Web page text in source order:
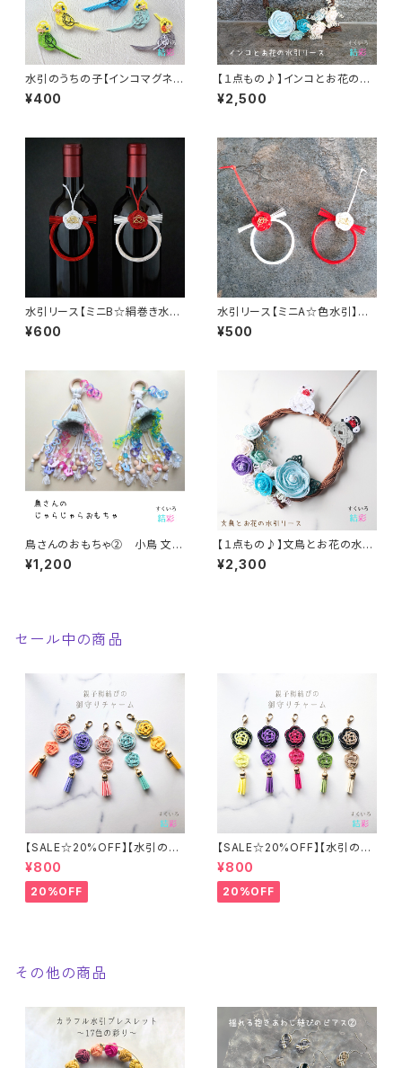
水引のうちの子【インコマグネッ
ト】インテリア お祝い ギフト
¥400
【１点もの♪】インコとお花の水
引リース【オパーリンブルー＆ル
チノー】ペット祭壇 供花 インテ
¥2,500
水引リース【ミニB☆絹巻き水
引】和風インテリア 縁起物 熨斗
ボトルマーカー
¥600
水引リース【ミニA☆色水引】和
風インテリア 縁起物 ボトルマー
カー 熨斗
¥500
鳥さんのおもちゃ② 小鳥 文鳥
インコ かみかみ 帽子 じゃらじゃ
ら
¥1,200
【１点もの♪】文鳥とお花の水引
リース 母の日 インテリア ギフト
小鳥
¥2,300
セール中の商品
【SALE☆20%OFF】【水引の親
子梅結びの御守りチャーム②】
全５色
¥800
20%OFF
【SALE☆20%OFF】【水引の親
子梅結びの御守りチャーム①】
全５色 推し活
¥800
20%OFF
その他の商品